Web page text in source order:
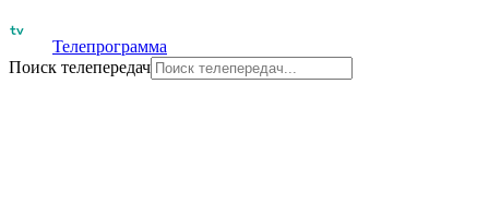
Телепрограмма
Поиск телепередач